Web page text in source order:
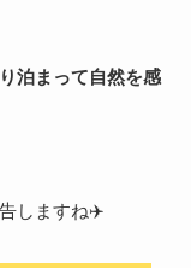
泊まって自然を感
しますね✈️